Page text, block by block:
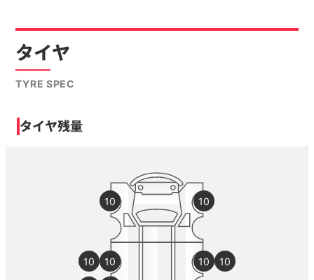
タイヤ
TYRE SPEC
タイヤ残量
10 10
10
10 10 10